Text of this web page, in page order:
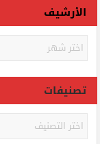
الأرشيف
الأرشيف
تصنيفات
تصنيفات